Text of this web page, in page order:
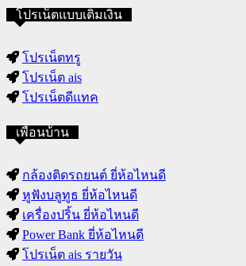
โปรเน็ตแบบเติมเงิน
โปรเน็ตทรู
โปรเน็ต ais
โปรเน็ตดีแทค
เพื่อนบ้าน
กล้องติดรถยนต์ ยี่ห้อไหนดี
หูฟังบลูทูธ ยี่ห้อไหนดี
เครื่องปริ้น ยี่ห้อไหนดี
Power Bank ยี่ห้อไหนดี
โปรเน็ต ais รายวัน